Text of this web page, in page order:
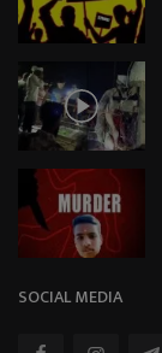
SOCIAL MEDIA